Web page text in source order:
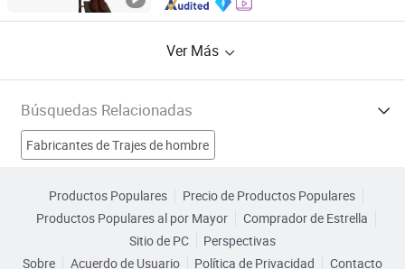
Ver Más
Búsquedas Relacionadas
Fabricantes de Trajes de hombre
Fabricantes de primavera trajes de calidad Fábricas
Productos Populares
Precio de Productos Populares
Productos Populares al por Mayor
Comprador de Estrella
Sitio de PC
Perspectivas
Sobre
Acuerdo de Usuario Política de Privacidad Contacto